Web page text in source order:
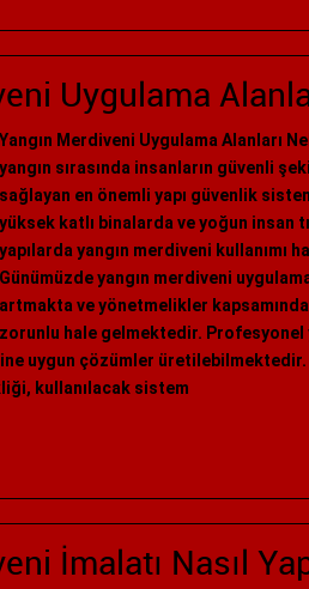
Uygulama
Yangın Merdiveni Uygulama Alanları
yangın sırasında insanların güvenli
sağlayan en önemli yapı güvenlik
yüksek katlı binalarda ve yoğun insan
yapılarda yangın merdiveni kullanımı
Günümüzde yangın merdiveni
artmakta ve yönetmelikler
zorunlu hale gelmektedir. Profesyonel
uygun çözümler üretilebilmektedir.
kullanılacak sistem
İmalatı Nasıl